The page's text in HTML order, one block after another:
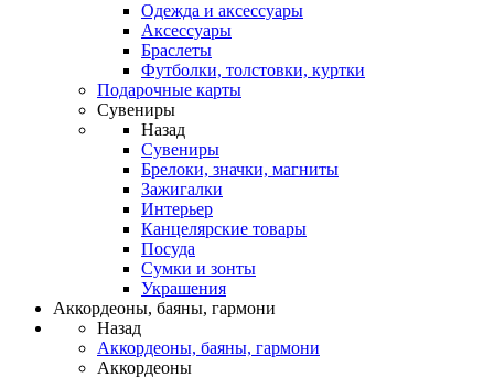
Одежда и аксессуары
Аксессуары
Браслеты
Футболки, толстовки, куртки
Подарочные карты
Сувениры
Назад
Сувениры
Брелоки, значки, магниты
Зажигалки
Интерьер
Канцелярские товары
Посуда
Сумки и зонты
Украшения
Аккордеоны, баяны, гармони
Назад
Аккордеоны, баяны, гармони
Аккордеоны